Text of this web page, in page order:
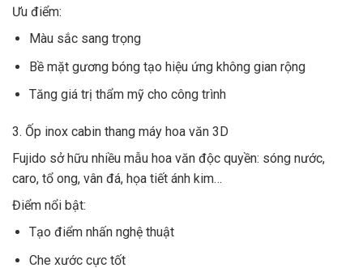
Ưu điểm:
Màu sắc sang trọng
Bề mặt gương bóng tạo hiệu ứng không gian rộng
Tăng giá trị thẩm mỹ cho công trình
3. Ốp inox cabin thang máy hoa văn 3D
Fujido sở hữu nhiều mẫu hoa văn độc quyền: sóng nước,
caro, tổ ong, vân đá, họa tiết ánh kim…
Điểm nổi bật:
Tạo điểm nhấn nghệ thuật
Che xước cực tốt